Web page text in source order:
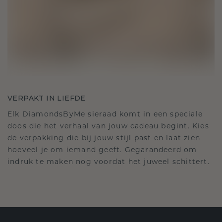
VERPAKT IN LIEFDE
Elk DiamondsByMe sieraad komt in een speciale
doos die het verhaal van jouw cadeau begint. Kies
de verpakking die bij jouw stijl past en laat zien
hoeveel je om iemand geeft. Gegarandeerd om
indruk te maken nog voordat het juweel schittert.